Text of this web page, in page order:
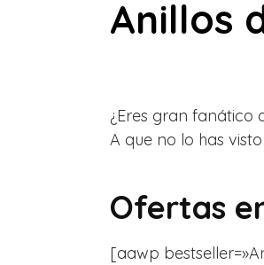
Anillos
¿Eres gran fanático
A que no lo has
Ofertas
[aawp